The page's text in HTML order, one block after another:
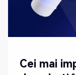
Cei mai